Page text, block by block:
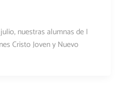
nuestras alumnas de I
Cristo Joven y Nuevo